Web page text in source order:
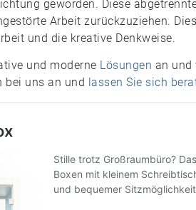
geworden. Diese
Arbeit zurückzuziehen.
und die kreative Denkweise.
und moderne Lösungen an und
bei uns an und lassen Sie sich